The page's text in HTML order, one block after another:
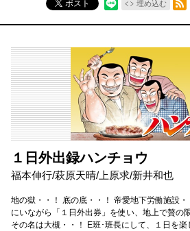
ポスト
埋め込む
１日外出録ハンチョウ
福本伸行/萩原天晴/ 上原求/新井和也
地の獄・・！ 底の底・・！ 帝愛地下労働施設
にいながら「１日外出券」を使い、地上で贅の
その名は大槻・・！ E班･班長にして、１日を